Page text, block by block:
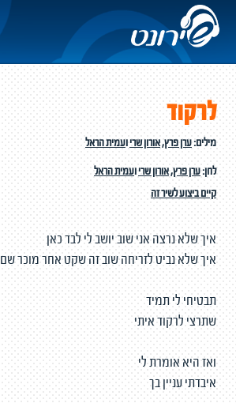
לרקוד
מילים:ערן פרץ,אורון שריועמית הראל
לחן:ערן פרץ,אורון שריועמית הראל
קיים ביצוע לשיר זה
איך שלא נרצה אני שוב יושב לי לבד כאן
איך שלא נביט לזריחה שוב זה שקט אחר מוכר שם
תבטיחי לי תמיד
שתרצי לרקוד איתי
ואז היא אומרת לי
איבדתי עניין בך